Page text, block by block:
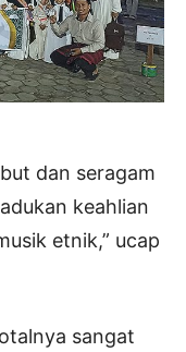
dan seragam
keahlian
etnik,” ucap
sangat